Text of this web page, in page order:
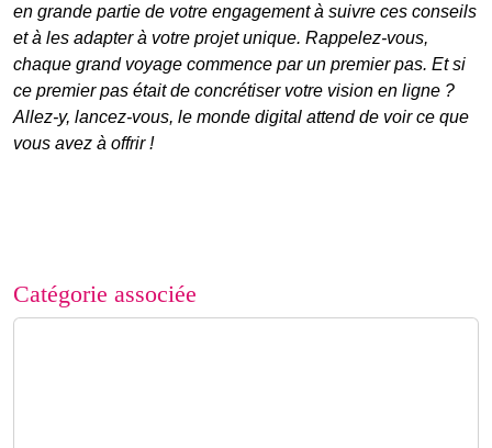
en grande partie de votre engagement à suivre ces conseils
et à les adapter à votre projet unique. Rappelez-vous,
chaque grand voyage commence par un premier pas. Et si
ce premier pas était de concrétiser votre vision en ligne ?
Allez-y, lancez-vous, le monde digital attend de voir ce que
vous avez à offrir !
Catégorie associée